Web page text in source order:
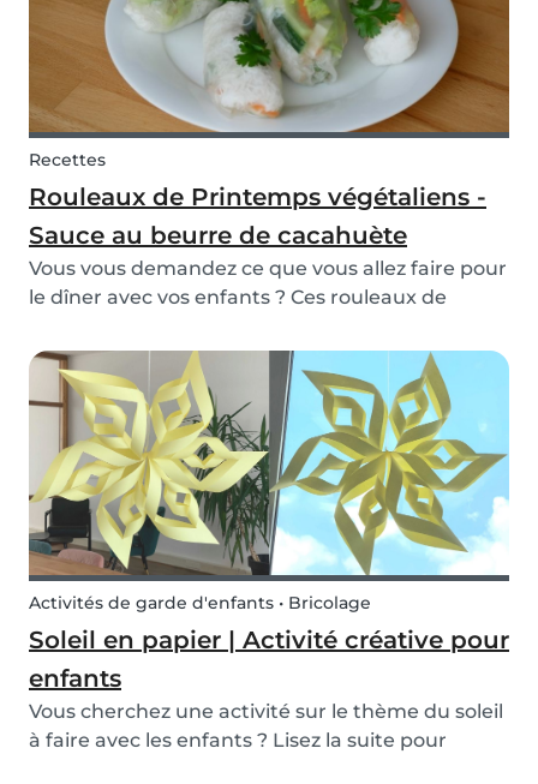
Recettes
Rouleaux de Printemps végétaliens -
Sauce au beurre de cacahuète
Vous vous demandez ce que vous allez faire pour
le dîner avec vos enfants ? Ces rouleaux de
simple et gourmande pour votre famille. C’est
une recette facile à faire pour vos enfants ou
ceux d...
Activités de garde d'enfants • Bricolage
Soleil en papier | Activité créative pour
enfants
Vous cherchez une activité sur le thème du soleil
à faire avec les enfants ? Lisez la suite pour